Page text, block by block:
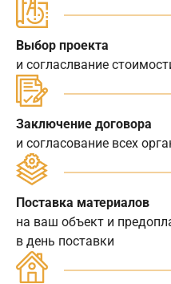
Выбор проекта
и согласлвание
Заключение договора
и согласование всех
Поставка материалов
на ваш объект и
в день поставки